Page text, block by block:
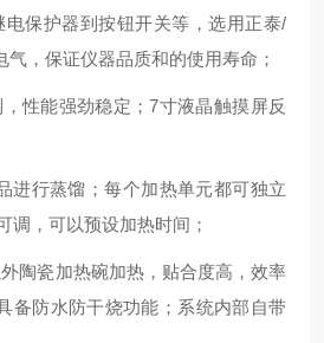
电保护器到按钮开关等，选用正泰/
，保证仪器品质和的使用寿命；
性能强劲稳定；7寸液晶触摸屏反
进行蒸馏；每个加热单元都可独立
调，可以预设加热时间；
陶瓷加热碗加热，贴合度高，效率
备防水防干烧功能；系统内部自带